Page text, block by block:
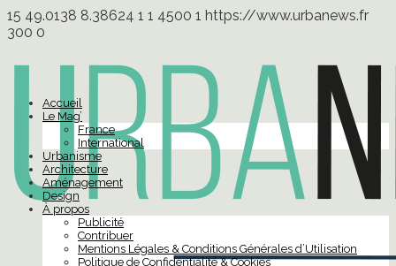
15 49.0138 8.38624 1 1 4500 1 https://www.urbanews.fr
300 0
Accueil
Le Mag’
France
International
Urbanisme
Architecture
Aménagement
Design
À propos
Publicité
Contribuer
Mentions Légales & Conditions Générales d’Utilisation
Politique de Confidentialité & Cookies